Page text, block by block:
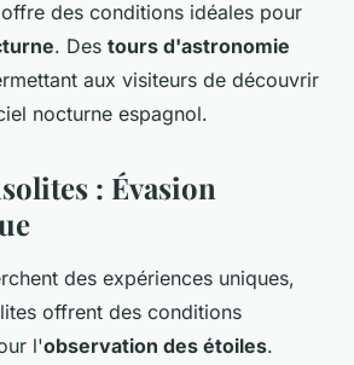
des conditions idéales pour
. Des tours d'astronomie
aux visiteurs de découvrir
nocturne espagnol.
: Évasion
des expériences uniques,
offrent des conditions
l'observation des étoiles.